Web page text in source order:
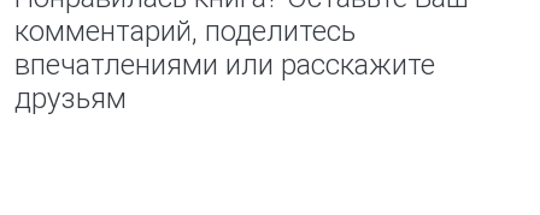
комментарий, поделитесь
впечатлениями или расскажите
друзьям